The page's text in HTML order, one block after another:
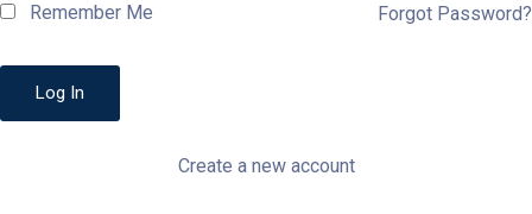
Remember Me Forgot Password?
Create a new account